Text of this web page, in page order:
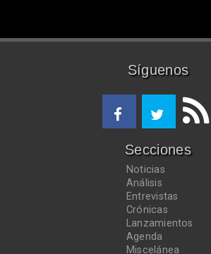
Síguenos
Secciones
Noticias
Análisis
Entrevistas
Crónicas
Lanzamientos
Agenda
Miscelánea